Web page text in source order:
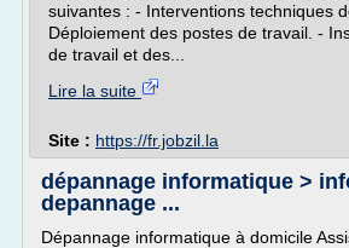
suivantes : - Interventions techniques
Déploiement des postes de travail. -
de travail et des...
Lire la suite
Site : https://fr.jobzil.la
dépannage informatique >
depannage ...
Dépannage informatique à domicile